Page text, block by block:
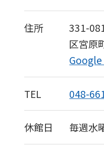
住所 331-
区宮原
TEL 048-
休館日 毎週水